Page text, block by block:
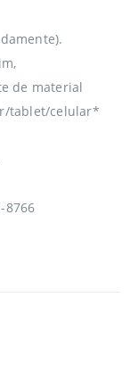
de material
tablet/celular*
8766